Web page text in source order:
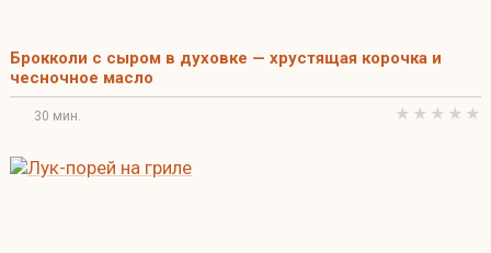
Брокколи с сыром в духовке — хрустящая корочка и
чесночное масло
30 мин.